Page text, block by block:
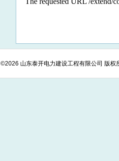
©2026 山东泰开电力建设工程有限公司 版